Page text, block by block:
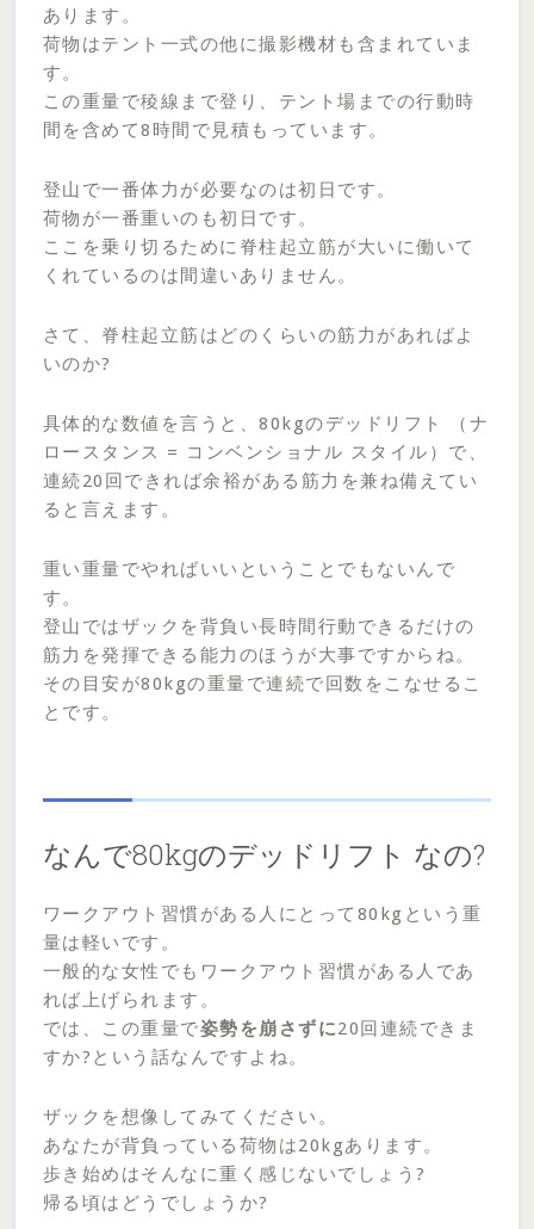
あります。
荷物はテント一式の他に撮影機材も含まれていま
す。
この重量で稜線まで登り、テント場までの行動時
間を含めて8時間で見積もっています。
登山で一番体力が必要なのは初日です。
荷物が一番重いのも初日です。
ここを乗り切るために脊柱起立筋が大いに働いて
くれているのは間違いありません。
さて、脊柱起立筋はどのくらいの筋力があればよ
いのか?
具体的な数値を言うと、80kgのデッドリフト （ナ
ロースタンス = コンベンショナル スタイル）で、
連続20回できれば余裕がある筋力を兼ね備えてい
ると言えます。
重い重量でやればいいということでもないんで
す。
登山ではザックを背負い長時間行動できるだけの
筋力を発揮できる能力のほうが大事ですからね。
その目安が80kgの重量で連続で回数をこなせるこ
とです。
なんで80kgのデッドリフト なの?
ワークアウト習慣がある人にとって80kgという重
量は軽いです。
一般的な女性でもワークアウト習慣がある人であ
れば上げられます。
では、この重量で姿勢を崩さずに20回連続できま
すか?という話なんですよね。
ザックを想像してみてください。
あなたが背負っている荷物は20kgあります。
歩き始めはそんなに重く感じないでしょう?
帰る頃はどうでしょうか?